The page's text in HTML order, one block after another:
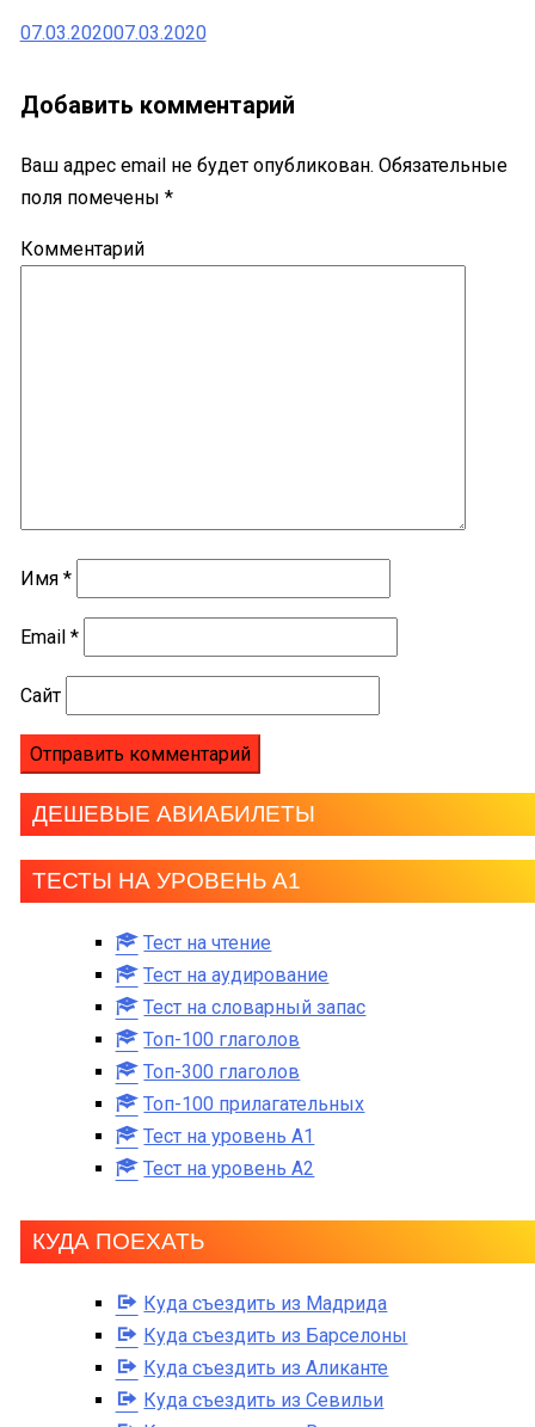
07.03.202007.03.2020
Добавить комментарий
Ваш адрес email не будет опубликован. Обязательные
поля помечены *
Комментарий
Имя *
Email *
Сайт
ДЕШЕВЫЕ АВИАБИЛЕТЫ
ТЕСТЫ НА УРОВЕНЬ А1
Тест на чтение
Тест на аудирование
Тест на словарный запас
Топ-100 глаголов
Топ-300 глаголов
Топ-100 прилагательных
Тест на уровень A1
Тест на уровень A2
КУДА ПОЕХАТЬ
Куда съездить из Мадрида
Куда съездить из Барселоны
Куда съездить из Аликанте
Куда съездить из Севильи